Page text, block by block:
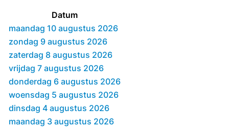
Datum
maandag 10 augustus 2026
zondag 9 augustus 2026
zaterdag 8 augustus 2026
vrijdag 7 augustus 2026
donderdag 6 augustus 2026
woensdag 5 augustus 2026
dinsdag 4 augustus 2026
maandag 3 augustus 2026